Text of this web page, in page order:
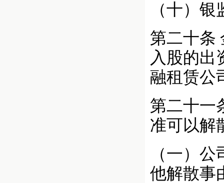
（十）
第二十条
入股的出
融租赁公
第二十一
准可以解
（一）
他解散事